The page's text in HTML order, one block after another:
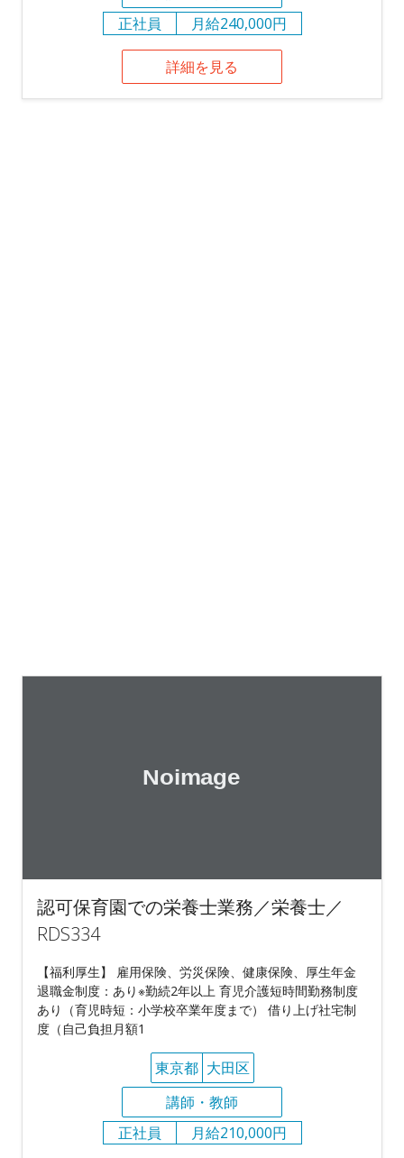
正社員
月給240,000円
詳細を見る
認可保育園での栄養士業務／栄養士／
RDS334
【福利厚生】 雇用保険、労災保険、健康保険、厚生年金
退職金制度：あり※勤続2年以上 育児介護短時間勤務制度
あり（育児時短：小学校卒業年度まで） 借り上げ社宅制
度（自己負担月額1
東京都 大田区
講師・教師
正社員
月給210,000円